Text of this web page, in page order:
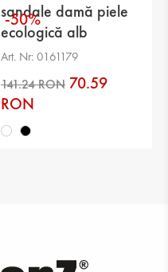
-50%
sandale damă piele
ecologică alb
Art. Nr: 0161179
70.59
RON